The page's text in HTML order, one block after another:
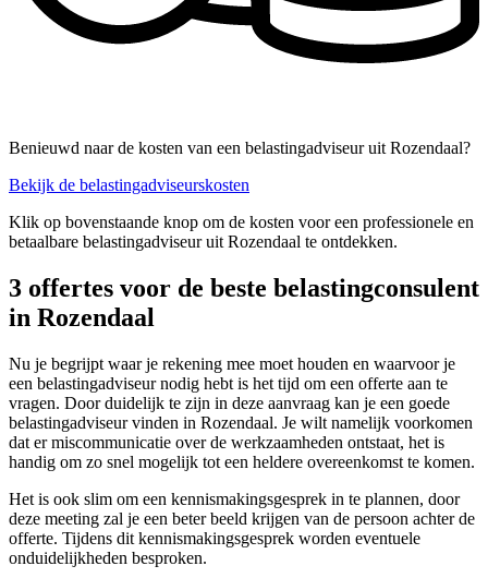
Benieuwd naar de kosten van een belastingadviseur uit Rozendaal?
Bekijk de belastingadviseurskosten
Klik op bovenstaande knop om de kosten voor een professionele en
betaalbare belastingadviseur uit Rozendaal te ontdekken.
3 offertes voor de beste belastingconsulent
in Rozendaal
Nu je begrijpt waar je rekening mee moet houden en waarvoor je
een belastingadviseur nodig hebt is het tijd om een offerte aan te
vragen. Door duidelijk te zijn in deze aanvraag kan je een goede
belastingadviseur vinden in Rozendaal. Je wilt namelijk voorkomen
dat er miscommunicatie over de werkzaamheden ontstaat, het is
handig om zo snel mogelijk tot een heldere overeenkomst te komen.
Het is ook slim om een kennismakingsgesprek in te plannen, door
deze meeting zal je een beter beeld krijgen van de persoon achter de
offerte. Tijdens dit kennismakingsgesprek worden eventuele
onduidelijkheden besproken.